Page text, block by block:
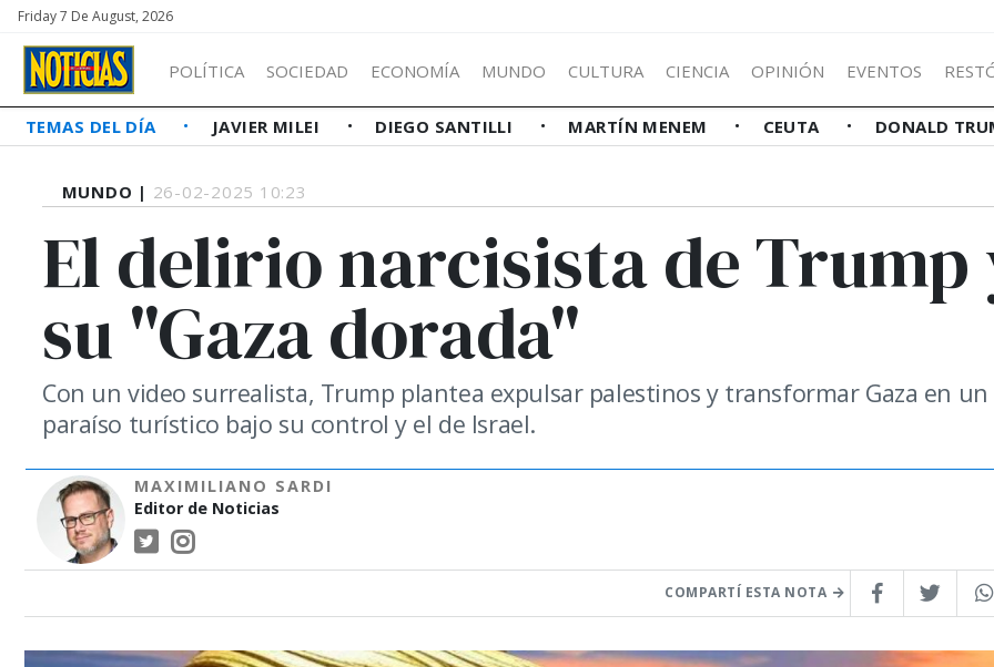
Friday 7 De August, 2026
POLÍTICA SOCIEDAD ECONOMÍA MUNDO CULTURA CIENCIA OPINIÓN EVENTOS
TEMAS DEL DÍA JAVIER MILEI DIEGO SANTILLI MARTÍN MENEM CEUTA DONALD
MUNDO | 26-02-2025 10:23
El delirio narcisista de Trump
su "Gaza dorada"
Con un video surrealista, Trump plantea expulsar palestinos y transformar Gaza en un
paraíso turístico bajo su control y el de Israel.
MAXIMILIANO SARDI
Editor de Noticias
COMPARTÍ ESTA NOTA